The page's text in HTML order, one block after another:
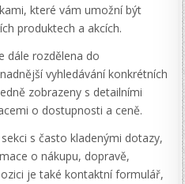
které vám umožní být
produktech a akcích.
dále rozdělena do
vyhledávání konkrétních
zobrazeny s detailními
o dostupnosti a ceně.
s často kladenými dotazy,
o nákupu, dopravě,
je také kontaktní formulář,